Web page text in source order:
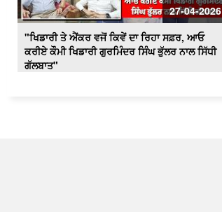
27-04-2026
"ਖਿਡਾਰੀ ਤੇ ਐਂਕਰ ਵਜੋਂ ਕਿਵੇਂ ਦਾ ਰਿਹਾ ਸਫ਼ਰ, ਆਓ
ਕਰੀਏ ਕੌਮੀ ਖਿਡਾਰੀ ਗੁਰਮਿੰਦਰ ਸਿੰਘ ਭੁੱਲਰ ਨਾਲ ਸਿੱਧੀ
ਗੱਲਬਾਤ"